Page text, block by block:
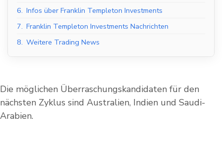
6. Infos über Franklin Templeton Investments
7. Franklin Templeton Investments Nachrichten
8. Weitere Trading News
Die möglichen Überraschungskandidaten für den
nächsten Zyklus sind Australien, Indien und Saudi-
Arabien.